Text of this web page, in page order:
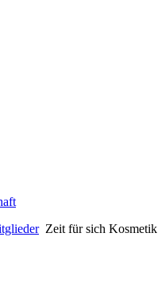
Zeit für sich Kosmetik